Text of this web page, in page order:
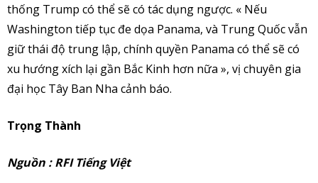
thống Trump có thể sẽ có tác dụng ngược. « Nếu
Washington tiếp tục đe dọa Panama, và Trung Quốc vẫn
giữ thái độ trung lập, chính quyền Panama có thể sẽ có
xu hướng xích lại gần Bắc Kinh hơn nữa », vị chuyên gia
đại học Tây Ban Nha cảnh báo.
Trọng Thành
Nguồn : RFI Tiếng Việt